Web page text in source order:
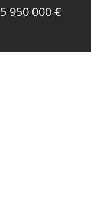
5 950 000 €